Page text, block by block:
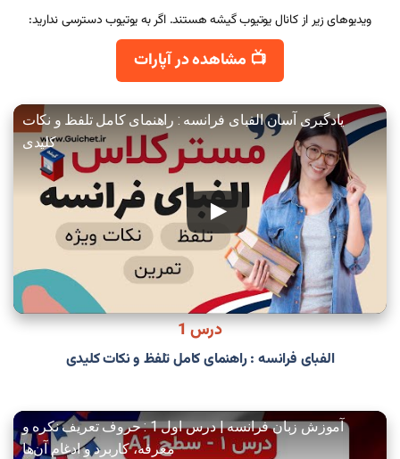
ویدیوهای زیر از کانال یوتیوب گیشه هستند. اگر به یوتیوب دسترسی ندارید:
📺 مشاهده در آپارات
یادگیری آسان الفبای فرانسه : راهنمای کامل تلفظ و نکات
کلیدی
درس 1
الفبای فرانسه : راهنمای کامل تلفظ و نکات کلیدی
آموزش زبان فرانسه | درس اول 1 : حروف تعریف نکره و
معرفه، کاربرد و ادغام آن‌ها